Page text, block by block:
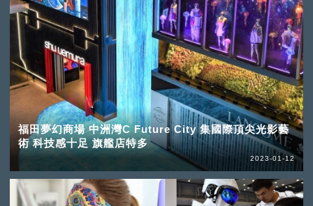
福田夢幻商場 中洲灣C Future City 集國際頂尖光影藝
術 科技感十足 旗艦店特多
2023-01-12